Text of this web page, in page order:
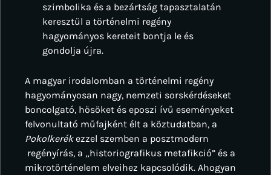
szimbolika és a bezártság tapasztalatán
keresztül a történelmi regény
hagyományos kereteit bontja le és
gondolja újra.
A magyar irodalomban a történelmi regény
hagyományosan nagy, nemzeti sorskérdéseket
boncolgató, hősöket és eposzi ívű eseményeket
felvonultató műfajként élt a köztudatban, a
Pokolkerékezzel szemben a posztmodern
regényírás, a „historiografikus metafikció” és a
mikrotörténelem elveihez kapcsolódik. Ahogyan